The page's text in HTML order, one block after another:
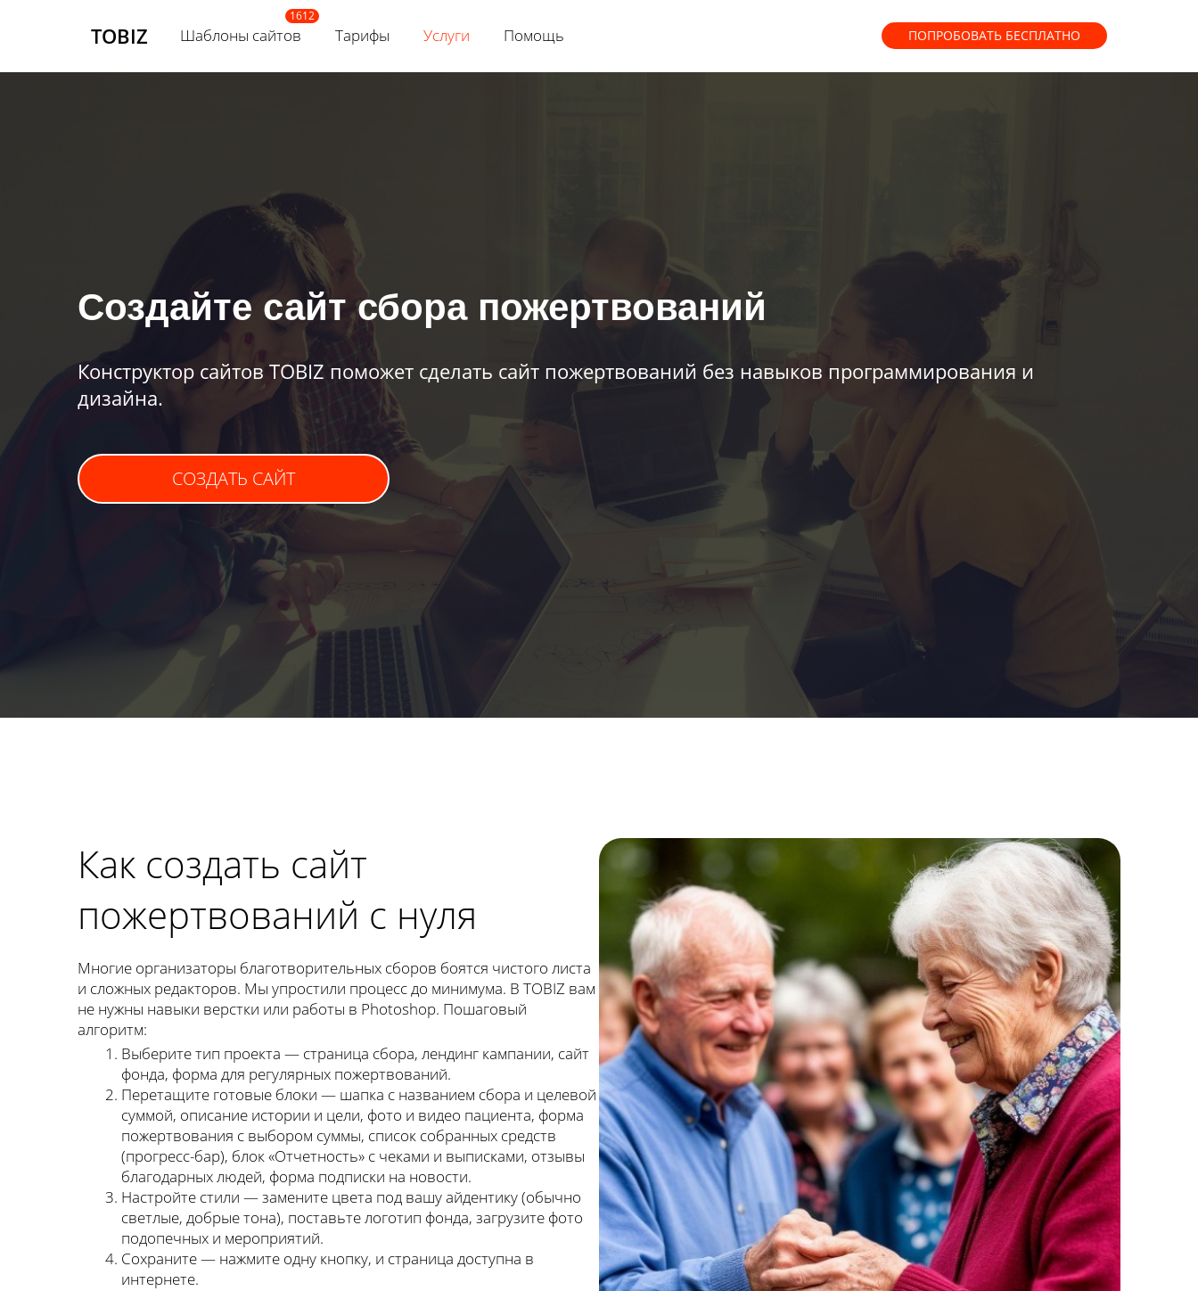
TOBIZ Шаблоны сайтов Тарифы Услуги Помощь ПОПРОБОВАТЬ БЕСПЛАТНО
Создайте сайт сбора пожертвований
Конструктор сайтов TOBIZ поможет сделать сайт пожертвований без навыков программирования и
дизайна.
СОЗДАТЬ САЙТ
Как создать сайт
пожертвований с нуля
Многие организаторы благотворительных сборов боятся чистого листа
и сложных редакторов. Мы упростили процесс до минимума. В TOBIZ вам
не нужны навыки верстки или работы в Photoshop. Пошаговый
алгоритм:
Выберите тип проекта — страница сбора, лендинг кампании, сайт
фонда, форма для регулярных пожертвований.
Перетащите готовые блоки — шапка с названием сбора и целевой
суммой, описание истории и цели, фото и видео пациента, форма
пожертвования с выбором суммы, список собранных средств
(прогресс-бар), блок «Отчетность» с чеками и выписками, отзывы
благодарных людей, форма подписки на новости.
Настройте стили — замените цвета под вашу айдентику (обычно
светлые, добрые тона), поставьте логотип фонда, загрузите фото
подопечных и мероприятий.
Сохраните — нажмите одну кнопку, и страница доступна в
интернете.